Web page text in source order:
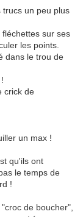
trucs un peu plus
sur ses
les points.
dans le trou de
crick de
un max !
qu'ils ont
le temps de
!
de boucher",